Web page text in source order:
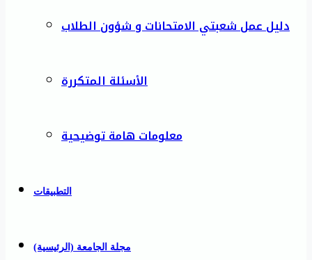
دليل عمل شعبتي الامتحانات و شؤون الطلاب
الأسئلة المتكررة
معلومات هامة توضيحية
التطبيقات
مجلة الجامعة (الرئيسية)